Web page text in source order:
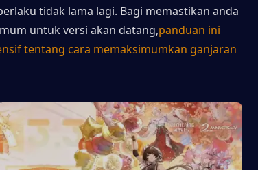
tidak lama lagi. Bagi memastikan anda
untuk versi akan datang,panduan ini
tentang cara memaksimumkan ganjaran